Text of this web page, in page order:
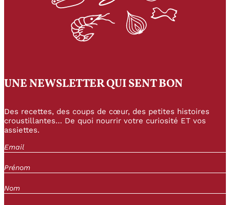
UNE NEWSLETTER QUI SENT BON
Des recettes, des coups de cœur, des petites histoires
croustillantes… De quoi nourrir votre curiosité ET vos
assiettes.